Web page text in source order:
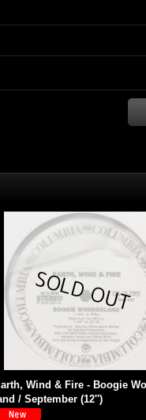
Wind & Fire - Boogie
/ September (12'')